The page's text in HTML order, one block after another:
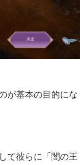
が基本の目的にな
て彼らに「闇の王